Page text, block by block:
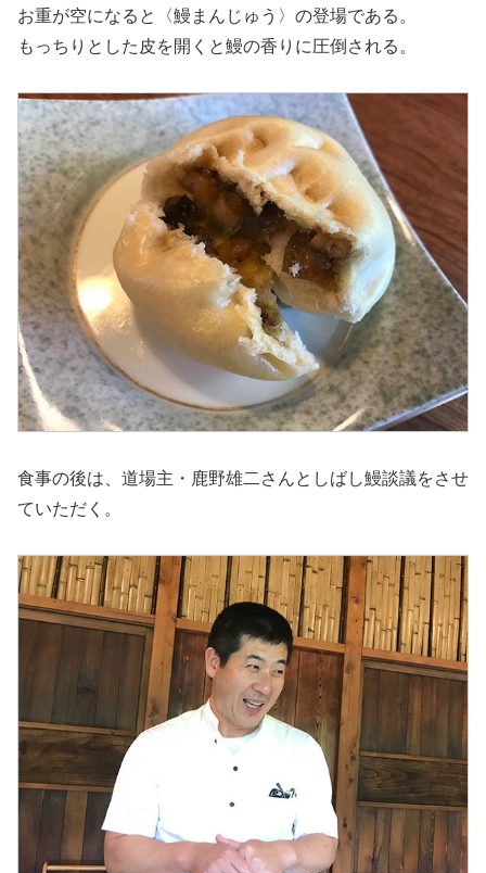
お重が空になると〈鰻まんじゅう〉の登場である。
もっちりとした皮を開くと鰻の香りに圧倒される。
食事の後は、道場主・鹿野雄二さんとしばし鰻談議をさせ
ていただく。